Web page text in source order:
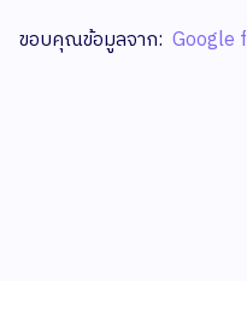
ขอบคุณข้อมูลจาก: ​ Google